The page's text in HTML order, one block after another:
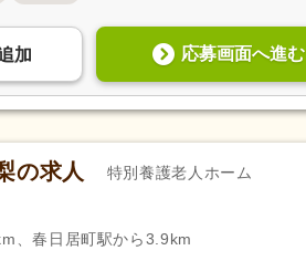
加 応募画面へ進む
の求人 特別養護老人ホーム
、春日居町駅から3.9km